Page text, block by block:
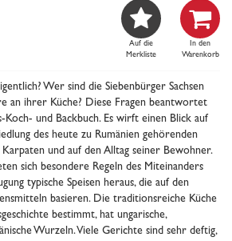

Auf die
Merkliste

In den
Warenkorb
Wer sind die Siebenbürger Sachsen
an ihrer Küche? Diese Fragen beantwortet
Koch- und Backbuch. Es wirft einen Blick auf
des heute zu Rumänien gehörenden
und auf den Alltag seiner Bewohner.
sich besondere Regeln des Miteinanders
typische Speisen heraus, die auf den
basieren. Die traditionsreiche Küche
bestimmt, hat ungarische,
Wurzeln. Viele Gerichte sind sehr deftig,